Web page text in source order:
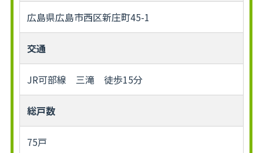
広島県広島市西区新庄町45-1
交通
JR可部線 三滝 徒歩15分
総戸数
75戸